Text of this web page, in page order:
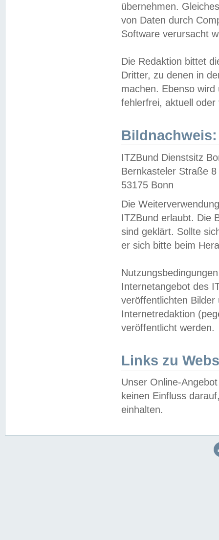
übernehmen.
von Daten durch
Software verursacht
Die Redaktion bittet
Dritter, zu denen in
machen. Ebenso
fehlerfrei, aktuell oder
Bildnachweis:
ITZBund Dienstsitz
Bernkasteler Straße 8
53175 Bonn
Die
ITZBund erlaubt. Die
sind geklärt. Sollte
er sich bitte beim
Internetangebot des
veröffentlichten
Internetredaktion
veröffentlicht werden.
Links zu
Unser Online-
keinen Einfluss
einhalten.